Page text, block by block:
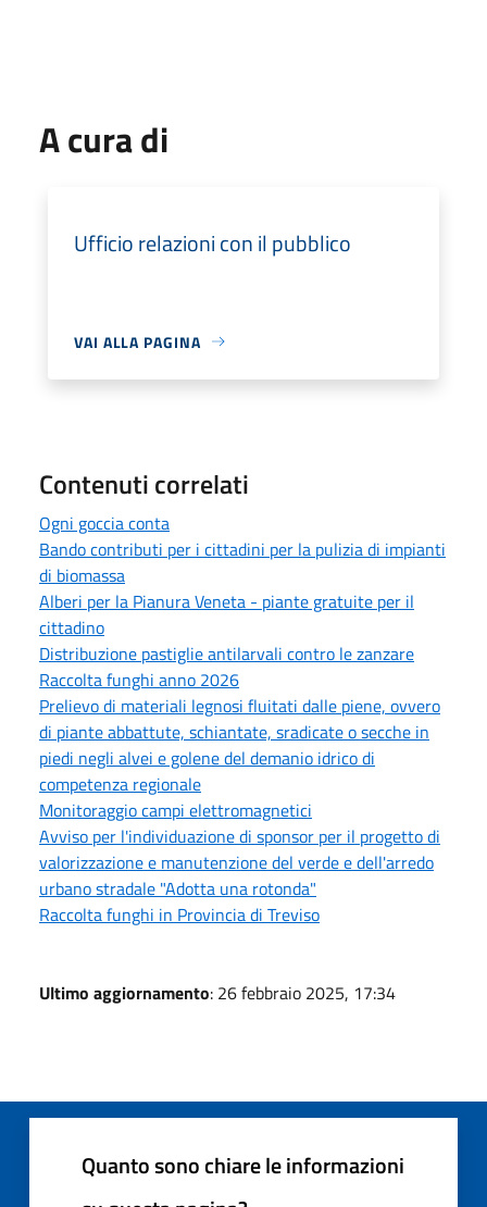
A cura di
Ufficio relazioni con il pubblico
VAI ALLA PAGINA
Contenuti correlati
Ogni goccia conta
Bando contributi per i cittadini per la pulizia di impianti
di biomassa
Alberi per la Pianura Veneta - piante gratuite per il
cittadino
Distribuzione pastiglie antilarvali contro le zanzare
Raccolta funghi anno 2026
Prelievo di materiali legnosi fluitati dalle piene, ovvero
di piante abbattute, schiantate, sradicate o secche in
piedi negli alvei e golene del demanio idrico di
competenza regionale
Monitoraggio campi elettromagnetici
Avviso per l'individuazione di sponsor per il progetto di
valorizzazione e manutenzione del verde e dell'arredo
urbano stradale "Adotta una rotonda"
Raccolta funghi in Provincia di Treviso
Ultimo aggiornamento: 26 febbraio 2025, 17:34
Quanto sono chiare le informazioni